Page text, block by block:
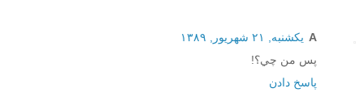
A یکشنبه, ۲۱ شهریور, ۱۳۸۹
پس من چي؟!
پاسخ دادن